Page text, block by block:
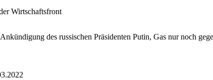
Wirtschaftsfront
des russischen Präsidenten Putin, Gas nur noch